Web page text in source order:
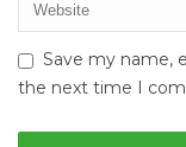
Save my name,
the next time I